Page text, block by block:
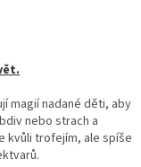
magií nadané děti, aby
nebo strach a
kvůli trofejím, ale spíše